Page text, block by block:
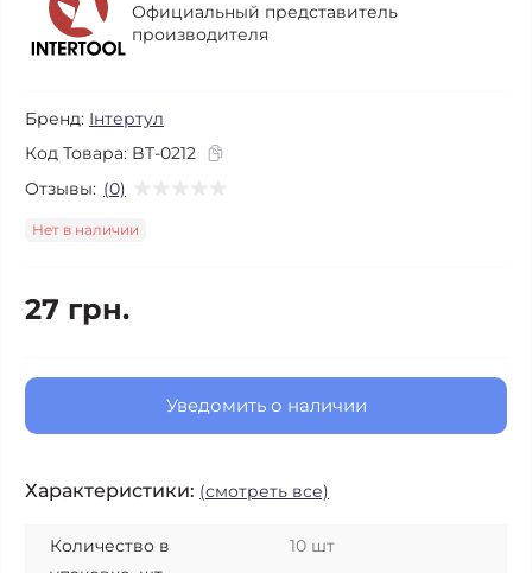
Официальный представитель
производителя
Бренд: Інтертул
Код Товара: BT-0212
Отзывы: (0)
Нет в наличии
27 грн.
Уведомить о наличии
Характеристики: (смотреть все)
Количество в
10 шт